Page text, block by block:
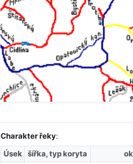
Charakter řeky:
Úsek
šířka, typ koryta